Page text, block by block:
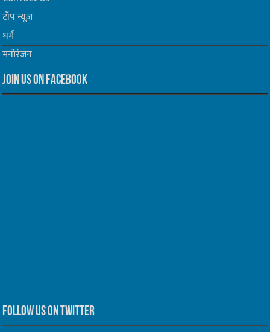
टॉप न्यूज़
धर्म
मनोरंजन
Join us on Facebook
Follow us on Twitter